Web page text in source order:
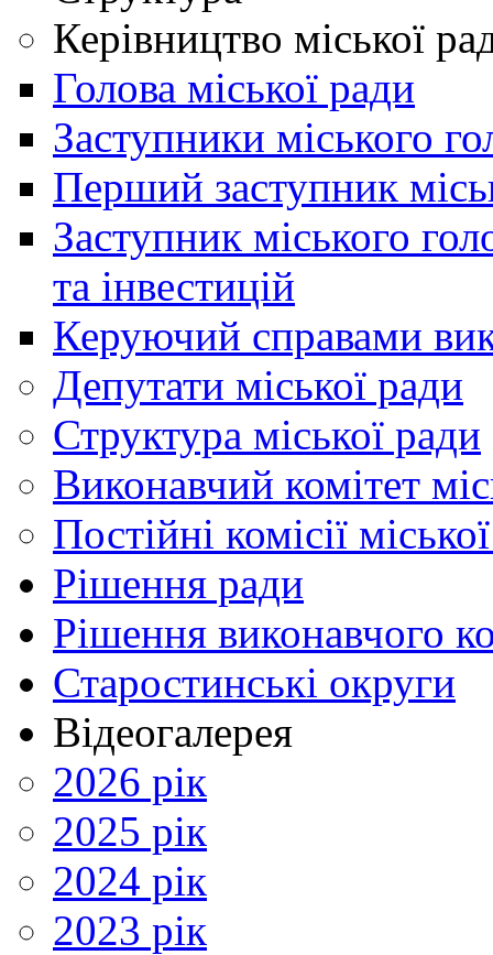
Керівництво міської
Голова міської ради
Заступники міського
Перший заступник
Заступник міського
та інвестицій
Керуючий справами
Депутати міської ради
Структура міської ради
Виконавчий комітет
Постійні комісії
Рішення ради
Рішення виконавчого
Старостинські округи
Відеогалерея
2026 рік
2025 рік
2024 рік
2023 рік